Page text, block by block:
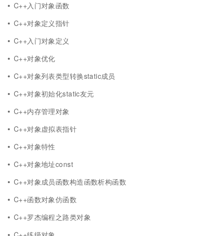
C++入门对象函数
C++对象定义指针
C++入门对象定义
C++对象优化
C++对象列表类型转换static成员
C++对象初始化static友元
C++内存管理对象
C++对象虚拟表指针
C++对象特性
C++对象地址const
C++对象成员函数构造函数析构函数
C++函数对象仿函数
C++罗杰编程之路类对象